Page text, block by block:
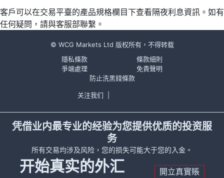
客戶可以在交易平臺的產品規格欄目下查看隔夜利息資訊。如有
任何疑問，請與客服部聯繫。
© WCG Markets Ltd 版权所有，不得转载
隱私條款
條款細則
爭端處理
免責聲明
防止洗黑錢條款
关注我们
凭借业内最专业的经验为您提供优质的投资服
务
所有交易均涉及风险，您的损失可能大于您的入金。
开始真实的外汇
開立真實賬